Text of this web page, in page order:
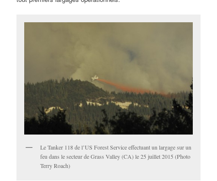
Le Tanker 118 de l’US Forest Service effectuant un largage sur un
feu dans le secteur de Grass Valley (CA) le 25 juillet 2015 (Photo
Terry Roach)